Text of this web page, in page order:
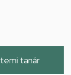
tanár